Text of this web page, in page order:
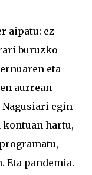
aipatu: ez
buruzko
eta
aurrean
egin
hartu,
Eta pandemia.